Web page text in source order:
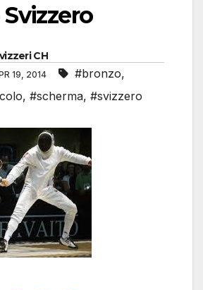
CH
19, 2014 #bronzo,
, #scherma, #svizzero